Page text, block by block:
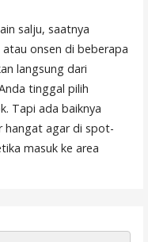
salju, saatnya
onsen di beberapa
langsung dari
tinggal pilih
Tapi ada baiknya
hangat agar di spot-
masuk ke area